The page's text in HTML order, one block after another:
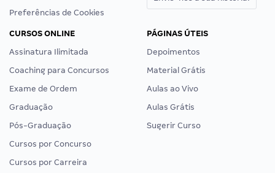
Preferências de Cookies
CURSOS ONLINE
Assinatura Ilimitada
Coaching para Concursos
Exame de Ordem
Graduação
Pós-Graduação
Cursos por Concurso
Cursos por Carreira
PÁGINAS ÚTEIS
Depoimentos
Material Grátis
Aulas ao Vivo
Aulas Grátis
Sugerir Curso